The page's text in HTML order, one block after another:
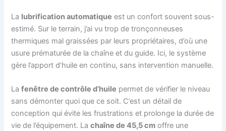
La lubrification automatique est un confort souvent sous-
estimé. Sur le terrain, j’ai vu trop de tronçonneuses
thermiques mal graissées par leurs propriétaires, d’où une
usure prématurée de la chaîne et du guide. Ici, le système
gère l’apport d’huile en continu, sans intervention manuelle.
Lafenêtre de contrôle d’huile permet de vérifier le niveau
sans démonter quoi que ce soit. C’est un détail de
conception qui évite les frustrations et prolonge la durée de
vie de l’équipement. Lachaîne de 45,5 cm offre une